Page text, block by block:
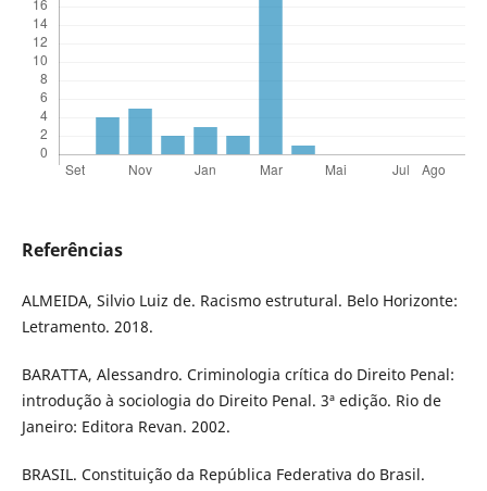
Referências
ALMEIDA, Silvio Luiz de. Racismo estrutural. Belo Horizonte:
Letramento. 2018.
BARATTA, Alessandro. Criminologia crítica do Direito Penal:
introdução à sociologia do Direito Penal. 3ª edição. Rio de
Janeiro: Editora Revan. 2002.
BRASIL. Constituição da República Federativa do Brasil.